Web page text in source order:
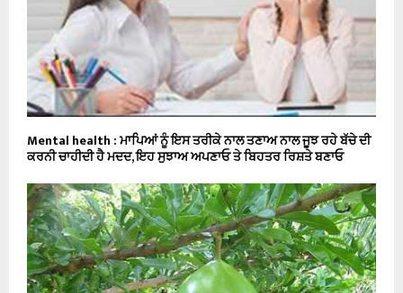
Mental health : ਮਾਪਿਆਂ ਨੂੰ ਇਸ ਤਰੀਕੇ ਨਾਲ ਤਣਾਅ ਨਾਲ ਜੂਝ ਰਹੇ ਬੱਚੇ ਦੀ
ਕਰਨੀ ਚਾਹੀਦੀ ਹੈ ਮਦਦ, ਇਹ ਸੁਝਾਅ ਅਪਣਾਓ ਤੇ ਬਿਹਤਰ ਰਿਸ਼ਤੇ ਬਣਾਓ